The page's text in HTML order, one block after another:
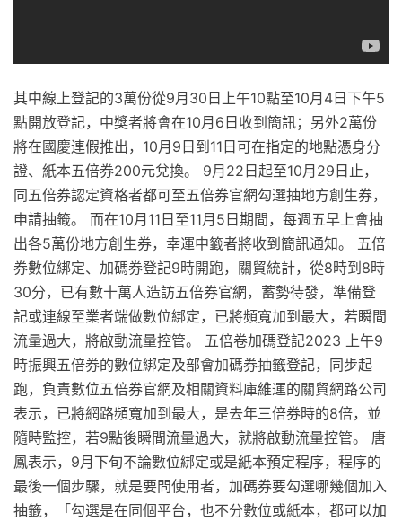
其中線上登記的3萬份從9月30日上午10點至10月4日下午5
點開放登記，中獎者將會在10月6日收到簡訊；另外2萬份
將在國慶連假推出，10月9日到11日可在指定的地點憑身分
證、紙本五倍券200元兌換。 9月22日起至10月29日止，
同五倍券認定資格者都可至五倍券官網勾選抽地方創生券，
申請抽籤。 而在10月11日至11月5日期間，每週五早上會抽
出各5萬份地方創生券，幸運中籤者將收到簡訊通知。 五倍
券數位綁定、加碼券登記9時開跑，關貿統計，從8時到8時
30分，已有數十萬人造訪五倍券官網，蓄勢待發，準備登
記或連線至業者端做數位綁定，已將頻寬加到最大，若瞬間
流量過大，將啟動流量控管。 五倍卷加碼登記2023 上午9
時振興五倍券的數位綁定及部會加碼券抽籤登記，同步起
跑，負責數位五倍券官網及相關資料庫維運的關貿網路公司
表示，已將網路頻寬加到最大，是去年三倍券時的8倍，並
隨時監控，若9點後瞬間流量過大，就將啟動流量控管。 唐
鳳表示，9月下旬不論數位綁定或是紙本預定程序，程序的
最後一個步驟，就是要問使用者，加碼券要勾選哪幾個加入
抽籤，「勾選是在同個平台，也不分數位或紙本，都可以加